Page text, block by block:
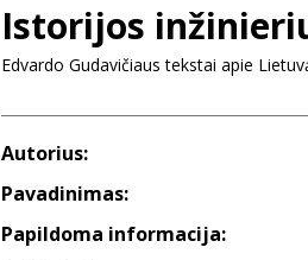
Istorijos
Edvardo Gudavičiaus tekstai apie
Autorius:
Pavadinimas:
Papildoma informacija: